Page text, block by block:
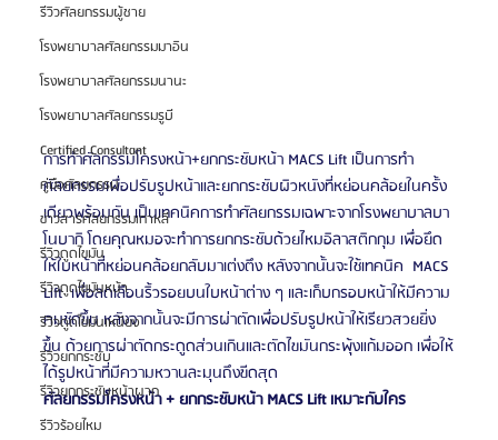
รีวิวศัลยกรรมผู้ชาย
โรงพยาบาลศัลยกรรมมาอิน
โรงพยาบาลศัลยกรรมนานะ
โรงพยาบาลศัลยกรรมรูบี
Certified Consultant
คู่มือศัลยกรรม
ข่าวสารศัลยกรรมเกาหลี
รีวิวดูดไขมัน
รีวิวดูดไขมันหน้า
รีวิวดูดไขมันเหนียง
รีวิวยกกระชับ
รีวิวยกกระชับหน้าผาก
รีวิวร้อยไหม
การทำศัลกรรมโครงหน้า+ยกกระชับหน้า MACS Lift เป็นการทำ
ศัลยกรรมเพื่อปรับรูปหน้าและยกกระชับผิวหนังที่หย่อนคล้อยในครั้ง
เดียวพร้อมกัน เป็นเทคนิคการทำศัลยกรรมเฉพาะจากโรงพยาบาลบา
โนบากิ โดยคุณหมอจะทำการยกกระชับด้วยไหมอิลาสติกกุม เพื่อยึด
ให้ใบหน้าที่หย่อนคล้อยกลับมาเต่งตึง หลังจากนั้นจะใช้เทคนิค  MACS
Lift  เพื่อลดเลือนริ้วรอยบนใบหน้าต่าง ๆ และเก็บกรอบหน้าให้มีความ
คมชัดขึ้น หลังจากนั้นจะมีการผ่าตัดเพื่อปรับรูปหน้าให้เรียวสวยยิ่ง
ขึ้น ด้วยการผ่าตัดกระดูดส่วนเกินและตัดไขมันกระพุ้งแก้มออก เพื่อให้
ได้รูปหน้าที่มีความหวานละมุนถึงขีดสุด
ศัลยกรรมโครงหน้า + ยกกระชับหน้า MACS Lift เหมาะกับใคร